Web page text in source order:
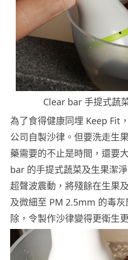
Clear bar 手提式蔬
為了食得健康同埋 Keep Fit
公司自製沙律。但要洗走生
藥需要的不止是時間，還要
bar 的手提式蔬菜及生果潔
超聲波震動，將殘餘在生果
及微細至 PM 2.5mm 的毒
除，令製作沙律變得更衛生